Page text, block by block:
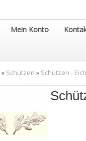
Mein Konto
» Schützen » Schützen -